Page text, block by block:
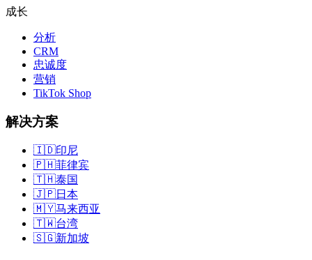
成长
分析
CRM
忠诚度
营销
TikTok Shop
解决方案
🇮🇩印尼
🇵🇭菲律宾
🇹🇭泰国
🇯🇵日本
🇲🇾马来西亚
🇹🇼台湾
🇸🇬新加坡